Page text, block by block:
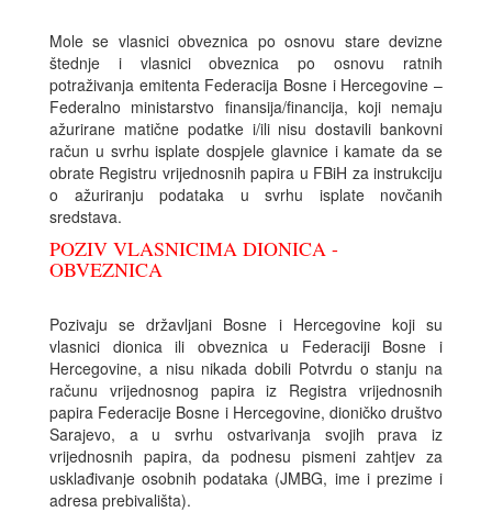
Mole se vlasnici obveznica po osnovu stare devizne
štednje i vlasnici obveznica po osnovu ratnih
potraživanja emitenta Federacija Bosne i Hercegovine –
Federalno ministarstvo finansija/financija, koji nemaju
ažurirane matične podatke i/ili nisu dostavili bankovni
račun u svrhu isplate dospjele glavnice i kamate da se
obrate Registru vrijednosnih papira u FBiH za instrukciju
o ažuriranju podataka u svrhu isplate novčanih
sredstava.
POZIV VLASNICIMA DIONICA -
OBVEZNICA
Pozivaju se državljani Bosne i Hercegovine koji su
vlasnici dionica ili obveznica u Federaciji Bosne i
Hercegovine, a nisu nikada dobili Potvrdu o stanju na
računu vrijednosnog papira iz Registra vrijednosnih
papira Federacije Bosne i Hercegovine, dioničko društvo
Sarajevo, a u svrhu ostvarivanja svojih prava iz
vrijednosnih papira, da podnesu pismeni zahtjev za
usklađivanje osobnih podataka (JMBG, ime i prezime i
adresa prebivališta).